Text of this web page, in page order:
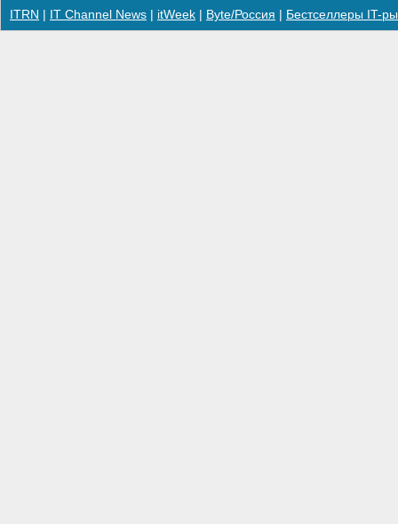
ITRN IT Channel News itWeek Byte/Россия Бестселлеры IT-